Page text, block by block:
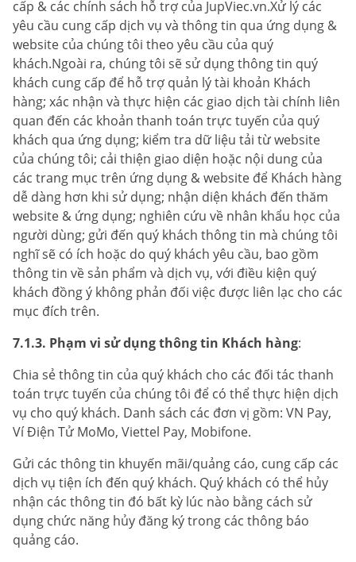
cấp & các chính sách hỗ trợ của JupViec.vn.Xử lý các
yêu cầu cung cấp dịch vụ và thông tin qua ứng dụng &
website của chúng tôi theo yêu cầu của quý
khách.Ngoài ra, chúng tôi sẽ sử dụng thông tin quý
khách cung cấp để hỗ trợ quản lý tài khoản Khách
hàng; xác nhận và thực hiện các giao dịch tài chính liên
quan đến các khoản thanh toán trực tuyến của quý
khách qua ứng dụng; kiểm tra dữ liệu tải từ website
của chúng tôi; cải thiện giao diện hoặc nội dung của
các trang mục trên ứng dụng & website để Khách hàng
dễ dàng hơn khi sử dụng; nhận diện khách đến thăm
website & ứng dụng; nghiên cứu về nhân khẩu học của
người dùng; gửi đến quý khách thông tin mà chúng tôi
nghĩ sẽ có ích hoặc do quý khách yêu cầu, bao gồm
thông tin về sản phẩm và dịch vụ, với điều kiện quý
khách đồng ý không phản đối việc được liên lạc cho các
mục đích trên.
7.1.3. Phạm vi sử dụng thông tin Khách hàng:
Chia sẻ thông tin của quý khách cho các đối tác thanh
toán trực tuyến của chúng tôi để có thể thực hiện dịch
vụ cho quý khách. Danh sách các đơn vị gồm: VN Pay,
Ví Điện Tử MoMo, Viettel Pay, Mobifone.
Gửi các thông tin khuyến mãi/quảng cáo, cung cấp các
dịch vụ tiện ích đến quý khách. Quý khách có thể hủy
nhận các thông tin đó bất kỳ lúc nào bằng cách sử
dụng chức năng hủy đăng ký trong các thông báo
quảng cáo.